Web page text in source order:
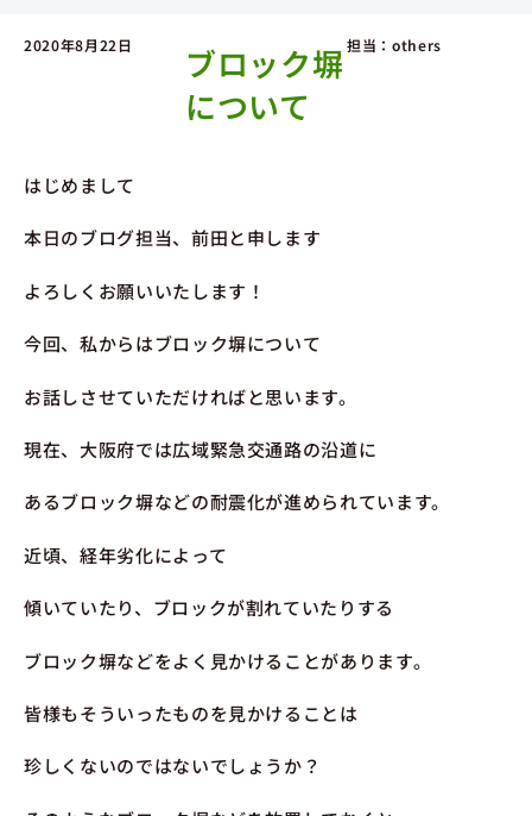
2020年8月22日
ブロック塀
について
担当：others
はじめまして
本日のブログ担当、前田と申します
よろしくお願いいたします！
今回、私からはブロック塀について
お話しさせていただければと思います。
現在、大阪府では広域緊急交通路の沿道に
あるブロック塀などの耐震化が進められています。
近頃、経年劣化によって
傾いていたり、ブロックが割れていたりする
ブロック塀などをよく見かけることがあります。
皆様もそういったものを見かけることは
珍しくないのではないでしょうか？